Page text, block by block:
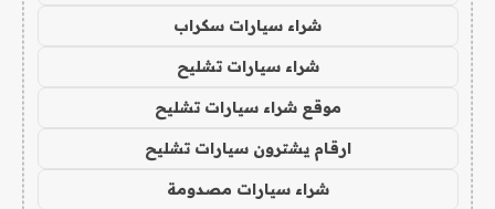
شراء سيارات سكراب
شراء سيارات تشليح
موقع شراء سيارات تشليح
ارقام يشترون سيارات تشليح
شراء سيارات مصدومة